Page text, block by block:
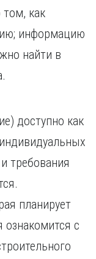
Чебоксары
Череповец
как
информацию
найти в
доступно как
требования
планирует
ознакомится с